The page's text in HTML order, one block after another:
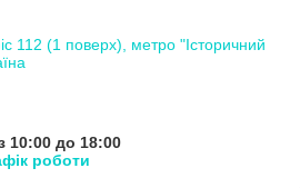
112 (1 поверх), метро "Історичний
10:00 до 18:00
роботи